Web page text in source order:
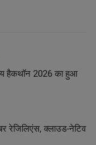
हैकथॉन 2026 का हुआ
रेजिलिएंस, क्लाउड-नेटिव